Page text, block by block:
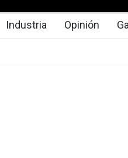
Industria Opinión